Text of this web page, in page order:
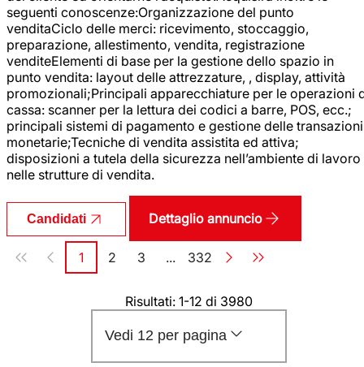
seguenti conoscenze:Organizzazione del punto
venditaCiclo delle merci: ricevimento, stoccaggio,
preparazione, allestimento, vendita, registrazione
venditeElementi di base per la gestione dello spazio in
punto vendita: layout delle attrezzature, , display, attività
promozionali;Principali apparecchiature per le operazioni
cassa: scanner per la lettura dei codici a barre, POS, ecc.;
principali sistemi di pagamento e gestione delle transazioni
monetarie;Tecniche di vendita assistita ed attiva;
disposizioni a tutela della sicurezza nell’ambiente di lavoro
nelle strutture di vendita.
Candidati Dettaglio annuncio
Paginazione
Pagina
1 Pagina
2 Pagina
3 ... Pagina
332
Risultati: 1-12 di 3980
Vedi 12 per pagina